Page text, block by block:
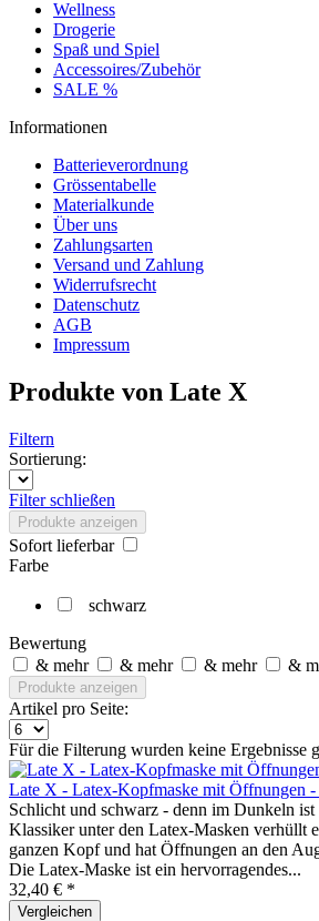
Wellness
Drogerie
Spaß und Spiel
Accessoires/Zubehör
SALE %
Informationen
Batterieverordnung
Grössentabelle
Materialkunde
Über uns
Zahlungsarten
Versand und Zahlung
Widerrufsrecht
Datenschutz
AGB
Impressum
Produkte von Late X
Filtern
Sortierung:
Filter schließen
Produkte anzeigen
Sofort lieferbar
Farbe
schwarz
Bewertung
& mehr
& mehr & mehr &
Produkte anzeigen
Artikel pro Seite:
Für die Filterung wurden keine Ergebnisse
Late X - Latex-Kopfmaske mit Öffnungen -
Schlicht und schwarz - denn im Dunkeln
Klassiker unter den Latex-Masken verhüllt
ganzen Kopf und hat Öffnungen an den
Die Latex-Maske ist ein hervorragendes...
32,40 € *
Vergleichen